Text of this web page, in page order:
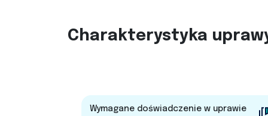
Charakterystyka
Wymagane doświadczenie w uprawie